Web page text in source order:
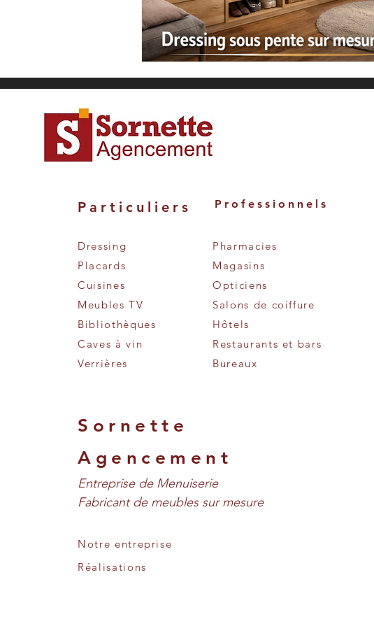
Particuliers
Dressing
Placards
Cuisines
Meubles TV
Bibliothèques
Caves à vin
Verrières
Professionnels
Pharmacies
Magasins
Opticiens
Salons de coiffure
Hôtels
Restaurants et bars
Bureaux
Sornette
Agencement
Entreprise de Menuiserie
Fabricant de meubles sur mesure
Notre entreprise
Réalisations